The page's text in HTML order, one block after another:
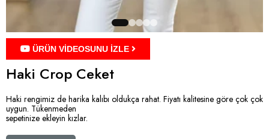
ÜRÜN VİDEOSUNU İZLE
Haki Crop Ceket
Haki rengimiz de harika kalıbı oldukça rahat. Fiyatı kalitesine göre çok çok
uygun. Tükenmeden
sepetinize ekleyin kızlar.